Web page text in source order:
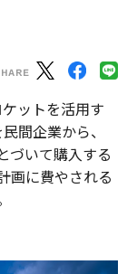
ットを活用す
間企業から、
づいて購入する
画に費やされる